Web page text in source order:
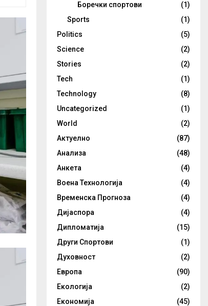
Боречки спортови
(1)
Sports
(1)
Politics
(5)
Science
(2)
Stories
(2)
Tech
(1)
Technology
(8)
Uncategorized
(1)
World
(2)
Актуелно
(87)
Анализа
(48)
Анкета
(4)
Воена Технологија
(4)
Временска Прогноза
(4)
Дијаспора
(4)
Дипломатија
(15)
Други Спортови
(1)
Духовност
(2)
Европа
(90)
Екологија
(2)
Економија
(45)